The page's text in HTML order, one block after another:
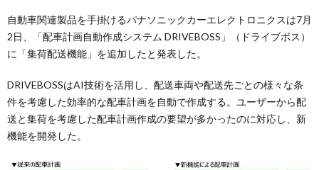
自動車関連製品を手掛けるパナソニックカーエレクトロニクスは7月
2日、「配車計画自動作成システム DRIVEBOSS」（ドライブボス）
に「集荷配送機能」を追加したと発表した。
DRIVEBOSSはAI技術を活用し、配送車両や配送先ごとの様々な条
件を考慮した効率的な配車計画を自動で作成する。ユーザーから配
送と集荷を考慮した配車計画作成の要望が多かったのに対応し、新
機能を開発した。